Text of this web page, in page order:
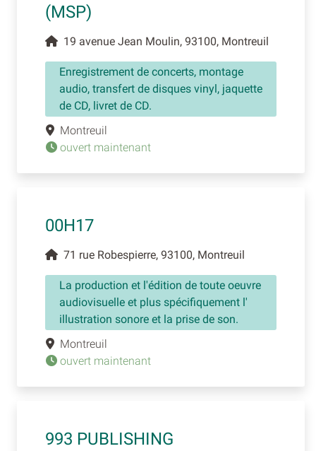
(MSP)
19 avenue Jean Moulin, 93100, Montreuil
Enregistrement de concerts, montage
audio, transfert de disques vinyl, jaquette
de CD, livret de CD.
Montreuil
ouvert maintenant
00H17
71 rue Robespierre, 93100, Montreuil
La production et l'édition de toute oeuvre
audiovisuelle et plus spécifiquement l'
illustration sonore et la prise de son.
Montreuil
ouvert maintenant
993 PUBLISHING